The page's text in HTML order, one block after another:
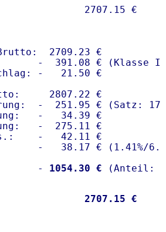
2709.23 €
-  391.08 € (Klasse I)
-   21.50 €
2807.22 €
-  251.95 € (Satz:
-   34.39 €
-  275.11 €
-   42.11 €
-   38.17 € ( 1.41%/
-
1054.30 €
2707.15 €